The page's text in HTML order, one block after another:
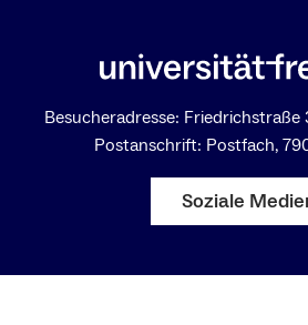
Besucheradresse:
Postanschrift: Postfach,
Soziale